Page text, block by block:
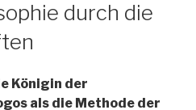
durch die
Königin der
als die Methode der